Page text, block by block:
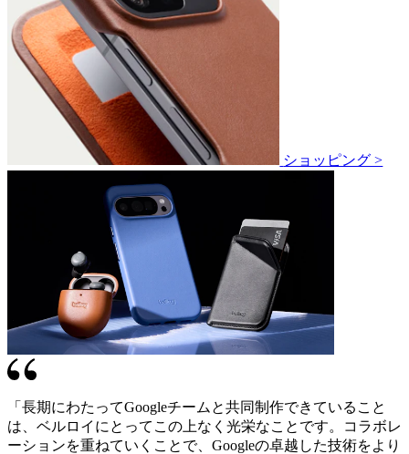
ショッピング >
「長期にわたってGoogleチームと共同制作できていること
は、ベルロイにとってこの上なく光栄なことです。コラボレ
ーションを重ねていくことで、Googleの卓越した技術をより